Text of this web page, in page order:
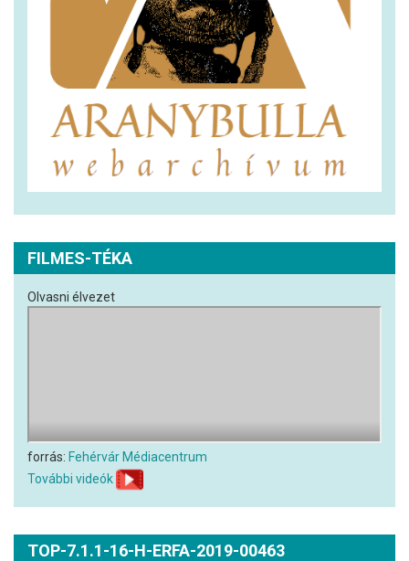
FILMES-TÉKA
Olvasni élvezet
forrás: Fehérvár Médiacentrum
További videók
TOP-7.1.1-16-H-ERFA-2019-00463